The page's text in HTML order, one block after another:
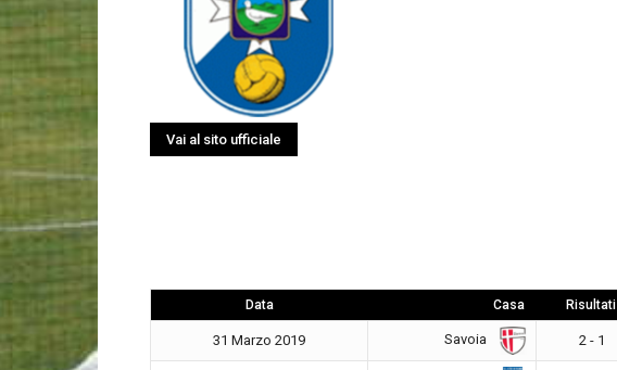
Data Casa Risultati
31 Marzo 2019 Savoia 2 - 1